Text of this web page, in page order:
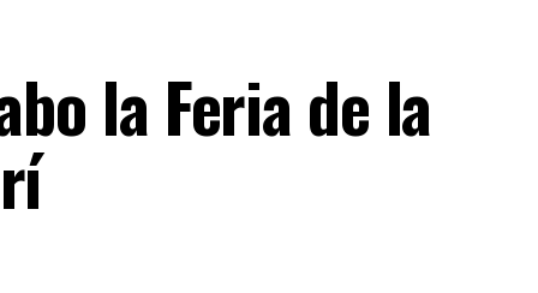
la Feria de la